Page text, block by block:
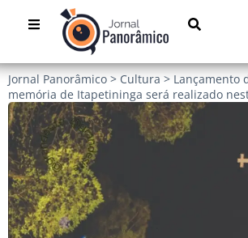
Jornal Panorâmico > Cultura > Lançamento
memória de Itapetininga será realizado